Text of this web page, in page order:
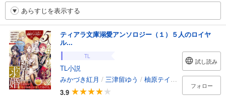
あらすじを表示する
ティアラ文庫溺愛アンソロジー（１）５人のロイヤ
ル...
TL
TL小説
みかづき紅月 / 三津留ゆう / 柚原テイル /七福さゆり/
3.9
試し読み
フォロー